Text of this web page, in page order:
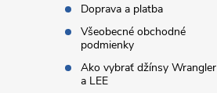
Doprava a platba
Všeobecné obchodné
podmienky
Ako vybrať džínsy Wrangler
a LEE